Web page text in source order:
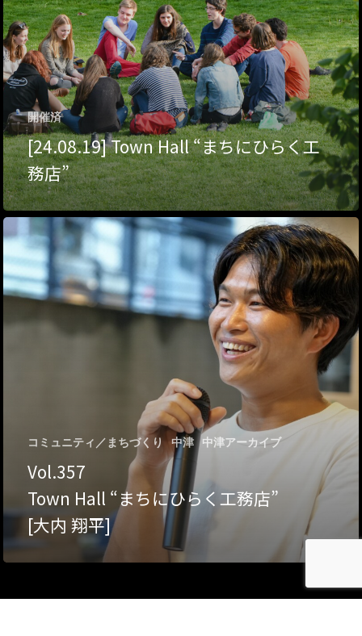
開催済
[24.08.19] Town Hall “まちにひらく工
務店”
コミュニティ／まちづくり 中津 中津アーカイブ
Vol.357
Town Hall “まちにひらく工務店”
[大内 翔平]
ハイパー縁側@阿倍
ハイパー縁側@新京
ハイパー縁側@塩屋
ハイパー縁側@梅田
祭
ハイパー縁側@車山
Archives
Archives リスト表示
Category
アート／文化／音楽
クラフト
コミュニティ／まちづ
ビジネス／起業／経営
医療／健康／福祉
アクセス
お問い合わせ
About Hyper Engawa
info@hyper-
F: